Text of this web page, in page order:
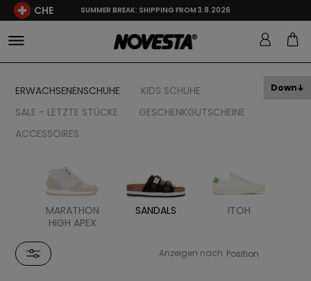
CHE SUMMER BREAK: SHIPPING FROM 3.8.2026
ERWACHSENENSCHUHE
KIDS SCHUHE
SALE - LETZTE STÜCKE
GESCHENKGUTSCHEINE
ACCESSOIRES
MARATHON
HIGH APEX
SANDALS ITOH
Anzeigen nach
Down